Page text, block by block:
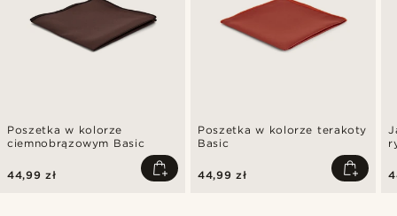
Poszetka w kolorze
ciemnobrązowym Basic
44,99 zł
Poszetka w kolorze terakoty
Basic
44,99 zł